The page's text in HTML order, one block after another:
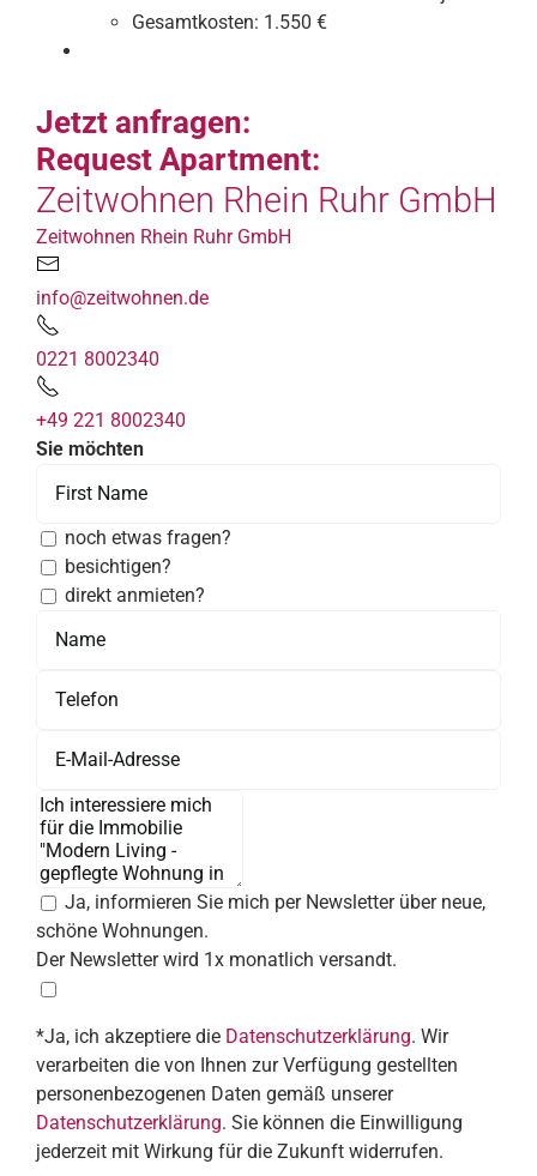
Gesamtkosten: 1.550 €
Jetzt anfragen:
Request Apartment:
Zeitwohnen Rhein Ruhr GmbH
Zeitwohnen Rhein Ruhr GmbH
info@zeitwohnen.de
0221 8002340
+49 221 8002340
Sie möchten
noch etwas fragen?
besichtigen?
direkt anmieten?
Ja, informieren Sie mich per Newsletter über neue,
schöne Wohnungen.
Der Newsletter wird 1x monatlich versandt.
*Ja, ich akzeptiere die Datenschutzerklärung. Wir
verarbeiten die von Ihnen zur Verfügung gestellten
personenbezogenen Daten gemäß unserer
Datenschutzerklärung. Sie können die Einwilligung
jederzeit mit Wirkung für die Zukunft widerrufen.